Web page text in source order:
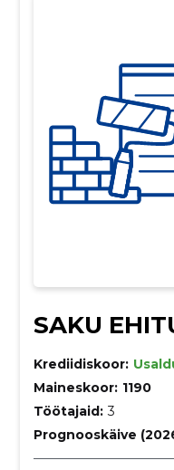
SAKU
Krediidiskoor:
Maineskoor: 1190
Töötajaid: 3
Prognooskäive